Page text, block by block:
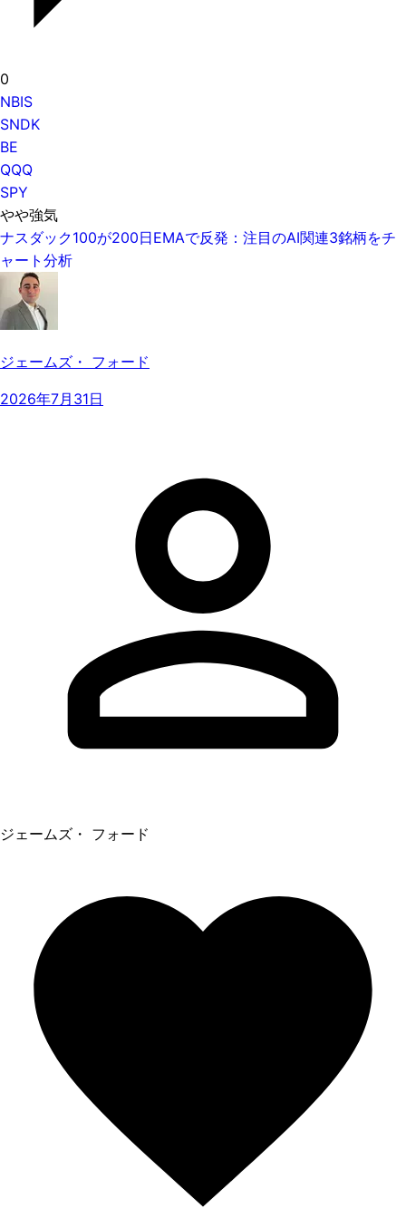
0
NBIS
SNDK
BE
QQQ
SPY
やや強気
ナスダック100が200日EMAで反発：注目のAI関連3銘柄をチ
ャート分析
ジェームズ・ フォード
2026年7月31日
ジェームズ・ フォード